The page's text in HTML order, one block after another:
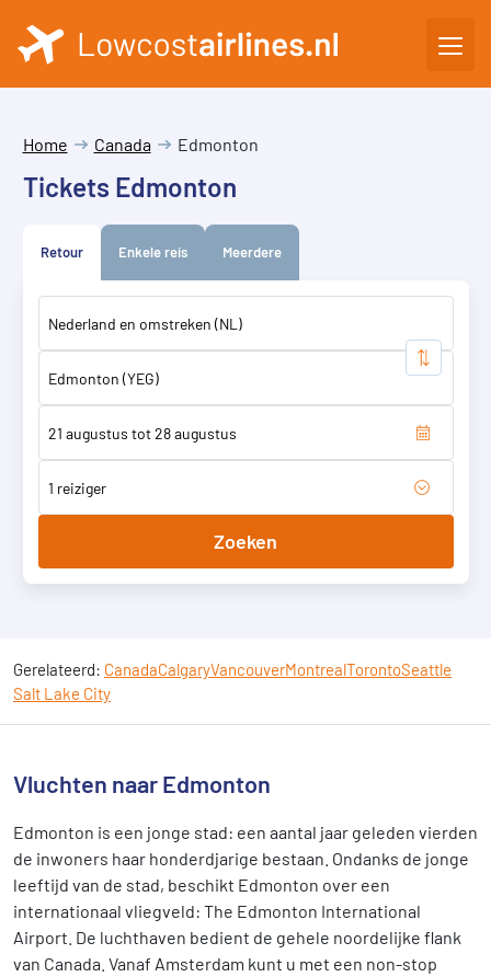
Home Canada Edmonton
Tickets Edmonton
Retour Enkele reis Meerdere
1 reiziger
Zoeken
Gerelateerd: CanadaCalgaryVancouverMontrealTorontoSeattle
Salt Lake City
Vluchten naar Edmonton
Edmonton is een jonge stad: een aantal jaar geleden vierden
de inwoners haar honderdjarige bestaan. Ondanks de jonge
leeftijd van de stad, beschikt Edmonton over een
internationaal vliegveld: The Edmonton International
Airport. De luchthaven bedient de gehele noordelijke flank
van Canada. Vanaf Amsterdam kunt u met een non-stop